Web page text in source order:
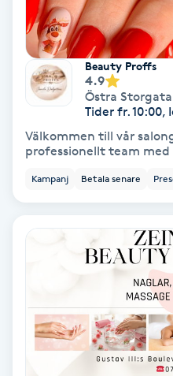
K18
Katun fransar
Kemisk peeling
Keratinbehandling
Kinesiologi
Kinesisk medicin
Kiropraktik
Beauty Proffs
4.9
Östra
Tider fr. 10:00,
Välkommen till vår
professionellt team
Kampanj Betala senare